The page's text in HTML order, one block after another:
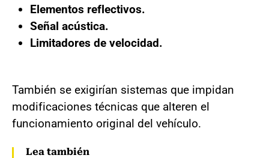
Elementos reflectivos.
Señal acústica.
Limitadores de velocidad.
También se exigirían sistemas que impidan
modificaciones técnicas que alteren el
funcionamiento original del vehículo.
Lea también